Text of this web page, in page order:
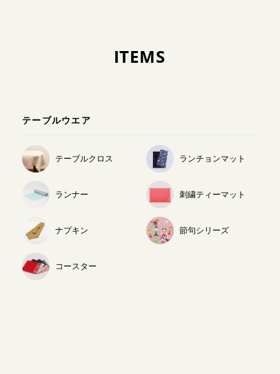
ITEMS
テーブルウエア
テーブルクロス ランチョンマット
ランナー 刺繍ティーマット
ナプキン 節句シリーズ
コースター